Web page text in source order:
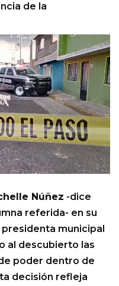
de la
Núñez -dice
referida- en su
municipal
al descubierto las
poder dentro de
decisión refleja